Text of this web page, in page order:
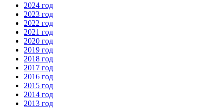
2024 год
2023 год
2022 год
2021 год
2020 год
2019 год
2018 год
2017 год
2016 год
2015 год
2014 год
2013 год